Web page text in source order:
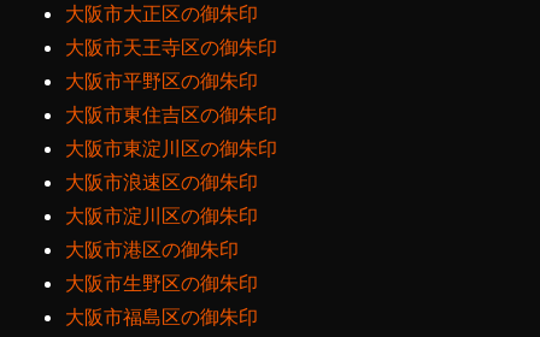
大阪市大正区の御朱印
大阪市天王寺区の御朱印
大阪市平野区の御朱印
大阪市東住吉区の御朱印
大阪市東淀川区の御朱印
大阪市浪速区の御朱印
大阪市淀川区の御朱印
大阪市港区の御朱印
大阪市生野区の御朱印
大阪市福島区の御朱印